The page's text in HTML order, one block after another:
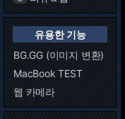
유용한 기능
BG.GG (이미지 변환)
MacBook TEST
웹 카메라